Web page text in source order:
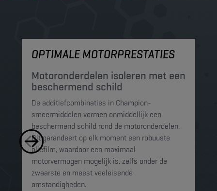
OPTIMALE MOTORPRESTATIES
Motoronderdelen isoleren met een
beschermend schild
De additiefcombinaties in Champion-
smeermiddelen vormen onmiddellijk een
beschermend schild rond de motoronderdelen.
Dit garandeert op elk moment een robuuste
oliefilm, waardoor een maximaal
motorvermogen mogelijk is, zelfs onder de
zwaarste en meest veeleisende
omstandigheden.